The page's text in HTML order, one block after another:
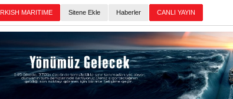
MARITIME Sitene Ekle Haberler CANLI YAYIN